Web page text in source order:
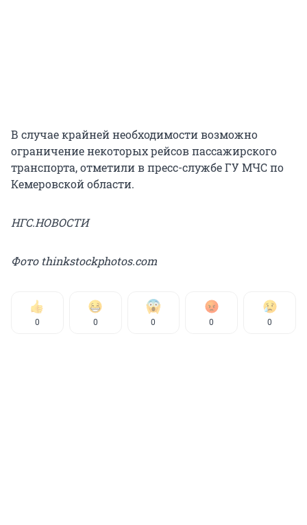
В случае крайней необходимости возможно
ограничение некоторых рейсов пассажирского
транспорта, отметили в пресс-службе ГУ МЧС по
Кемеровской области.
НГС.НОВОСТИ
Фото thinkstockphotos.com
0 0 0 0 0